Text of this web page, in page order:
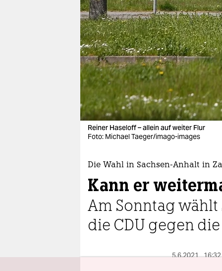
nord
wahrheit
verlag
verlag
veranstaltungen
shop
fragen & hilfe
Reiner Haseloff – allein auf weiter Flur
Foto: Michael Taeger/imago-images
Die Wahl in Sachsen-Anhalt in
Kann er
Am Sonntag
die CDU gegen
5.6.2021